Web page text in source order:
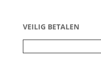
VEILIG BETALEN